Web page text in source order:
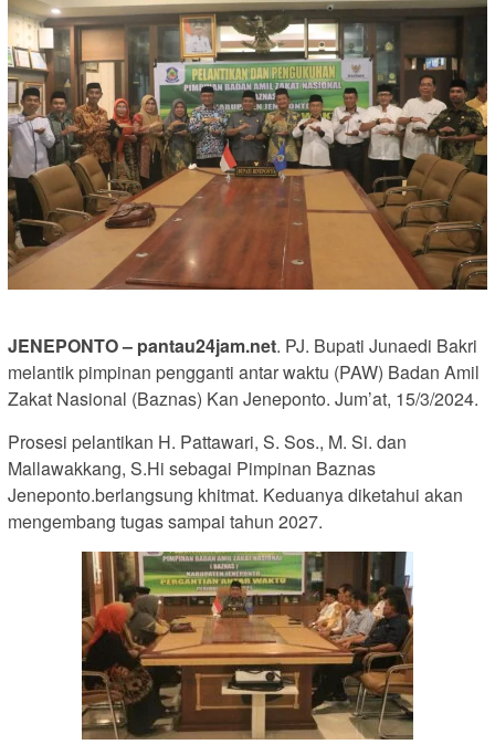
JENEPONTO – pantau24jam.net. PJ. Bupati Junaedi Bakri
melantik pimpinan pengganti antar waktu (PAW) Badan Amil
Zakat Nasional (Baznas) Kan Jeneponto. Jum’at, 15/3/2024.
Prosesi pelantikan H. Pattawari, S. Sos., M. Si. dan
Mallawakkang, S.Hi sebagai Pimpinan Baznas
Jeneponto.berlangsung khitmat. Keduanya diketahui akan
mengembang tugas sampai tahun 2027.